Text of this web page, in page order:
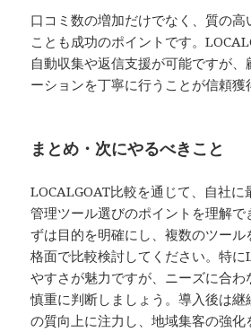
口コミ数の増加だけでなく、質の高
ことも成功のポイントです。
自動収集や返信支援が可能ですが
ーションを丁寧に行うことが信頼獲
まとめ・次にやるべきこと
LOCALGOAT比較を通じて、自社に
管理ツール選びのポイントを理解で
ずは目的を明確にし、複数のツール
格面で比較検討してください。特に
やすさが魅力ですが、ニーズに合わ
慎重に判断しましょう。導入後は継
の質向上に注力し、地域集客の強化